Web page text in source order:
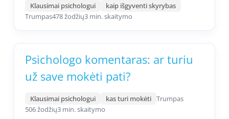
Klausimai psichologui
kaip išgyventi skyrybas
Trumpas478 žodžių3 min. skaitymo
Psichologo komentaras: ar turiu
už save mokėti pati?
Klausimai psichologui kas turi mokėti Trumpas
506 žodžių3 min. skaitymo